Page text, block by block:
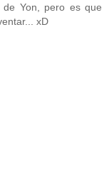
de Yon, pero es que
xD